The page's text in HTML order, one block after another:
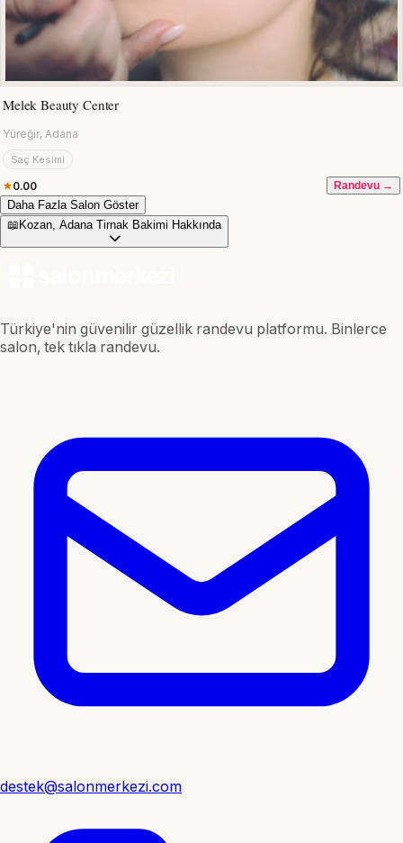
Melek Beauty Center
Yüreğir, Adana
Saç Kesimi
0.00 Randevu →
Daha Fazla Salon Göster
📖 Kozan, Adana Tirnak Bakimi Hakkında
Türkiye'nin güvenilir güzellik randevu platformu. Binlerce
salon, tek tıkla randevu.
destek@salonmerkezi.com